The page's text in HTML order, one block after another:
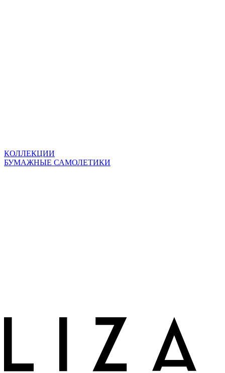
КОЛЛЕКЦИИ
БУМАЖНЫЕ САМОЛЕТИКИ